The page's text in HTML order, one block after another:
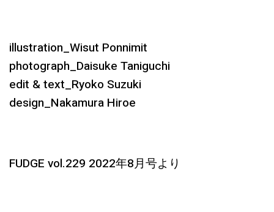
illustration_Wisut Ponnimit
photograph_Daisuke Taniguchi
edit & text_Ryoko Suzuki
design_Nakamura Hiroe
FUDGE vol.229 2022年8月号より